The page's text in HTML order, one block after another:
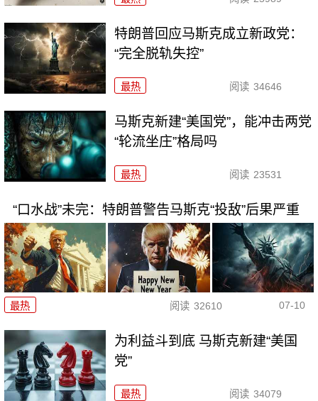
特朗普回应马斯克成立新政党：
“完全脱轨失控”
最热 阅读 34646
马斯克新建“美国党”，能冲击两党
“轮流坐庄”格局吗
最热 阅读 23531
“口水战”未完：特朗普警告马斯克“投敌”后果严重
最热 阅读 32610 07-10
为利益斗到底 马斯克新建“美国
党”
最热 阅读 34079